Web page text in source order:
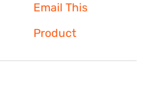
Email This
Product